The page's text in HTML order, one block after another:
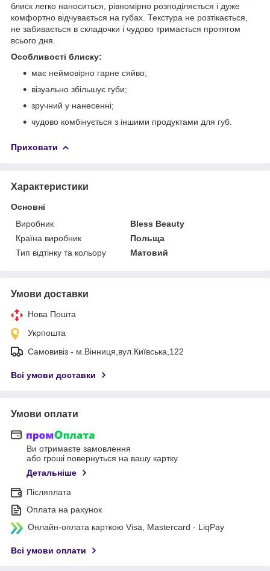
блиск легко наноситься, рівномірно розподіляється і дуже
комфортно відчувається на губах. Текстура не розтікається,
не забивається в складочки і чудово тримається протягом
всього дня.
Особливості блиску:
має неймовірно гарне сяйво;
візуально збільшує губи;
зручний у нанесенні;
чудово комбінується з іншими продуктами для губ.
Приховати
Характеристики
Основні
Виробник
Bless Beauty
Країна виробник
Польща
Тип відтінку та кольору
Матовий
Умови доставки
Нова Пошта
Укрпошта
Самовивіз - м.Вінниця,вул.Київська,122
Всі умови доставки
Умови оплати
Ви отримаєте замовлення
або гроші повернуться на вашу картку
Детальніше
Післяплата
Оплата на рахунок
Онлайн-оплата карткою Visa, Mastercard - LiqPay
Всі умови оплати